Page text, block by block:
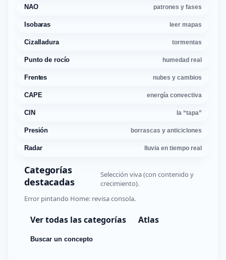
NAO patrones y fases
Isobaras leer mapas
Cizalladura tormentas
Punto de rocío humedad real
Frentes nubes y cambios
CAPE energía convectiva
CIN la “tapa”
Presión borrascas y anticiclones
Radar lluvia en tiempo real
Categorías
destacadas
Selección viva (con contenido y
crecimiento).
Error pintando Home: revisa consola.
Ver todas las categorías Atlas
Buscar un concepto